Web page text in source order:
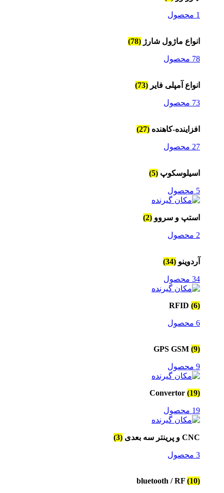
1 محصول
انواع ماژول شارژ (78)
78 محصول
انواع آمپلی فایر (73)
73 محصول
افزاینده-کاهنده (27)
27 محصول
اسیلوسکوپ (5)
5 محصول
استپ و سروو (2)
2 محصول
آردوینو (34)
34 محصول
RFID (6)
6 محصول
GPS GSM (9)
9 محصول
Convertor (19)
19 محصول
CNC و پرینتر سه بعدی (3)
3 محصول
bluetooth / RF (10)